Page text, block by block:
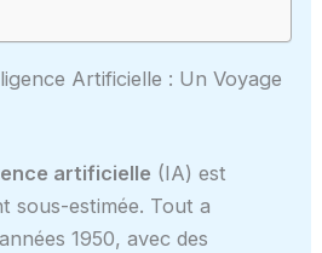
Artificielle : Un Voyage
artificielle (IA) est
sous-estimée. Tout a
1950, avec des